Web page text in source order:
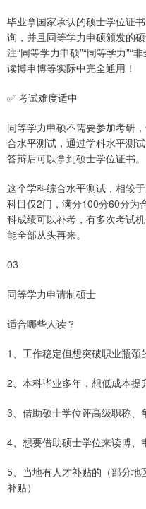
毕业拿国家承认的硕士学位证
询，并且同等学力申硕颁发的
注“同等学力申硕”“同等学力”“
读博申博等实际中完全通用！
✅ 考试难度适中
同等学力申硕不需要参加考研
合水平测试，通过学科水平测
答辩后可以拿到硕士学位证书。
这个学科综合水平测试，相较
科目仅2门，满分100分60分为
科成绩可以补考，有多次考试
能全部从头再来。
03
同等学力申请制硕士
适合哪些人读？
1、工作稳定但想突破职业瓶颈
2、本科毕业多年，想低成本提
3、借助硕士学位评高级职称、
4、想要借助硕士学位来读博、
5、当地有人才补贴的（部分
补贴）